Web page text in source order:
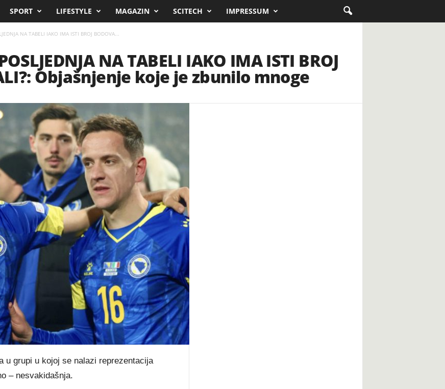
SPORT LIFESTYLE MAGAZIN SCITECH IMPRESSUM
NA TABELI IAKO IMA ISTI BROJ BODOVA...
NA TABELI IAKO IMA ISTI BROJ
Objašnjenje koje je zbunilo mnoge
u grupi u kojoj se nalazi reprezentacija
– nesvakidašnja.